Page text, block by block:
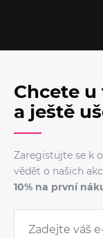
Chcete
a ještě
Zaregistujte se k
vědět o našich
10% na první